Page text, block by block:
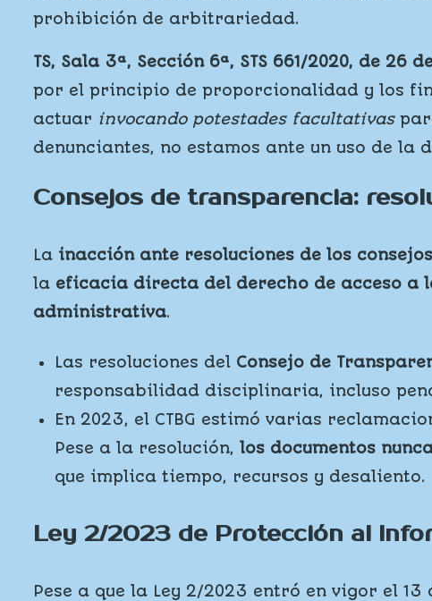
prohibición de arbitrariedad.
TS, Sala 3ª, Sección 6ª, STS 661/2020, de 26
por el principio de proporcionalidad y los
actuar invocando potestades facultativas
denunciantes, no estamos ante un uso de la
Consejos de transparencia:
La inacción ante resoluciones de los
la eficacia directa del derecho de acceso a
administrativa.
Las resoluciones del Consejo de
responsabilidad disciplinaria, incluso
En 2023, el CTBG estimó varias
Pese a la resolución, los documentos
que implica tiempo, recursos y desaliento.
Ley 2/2023 de Protección al
Pese a que la Ley 2/2023 entró en vigor el 13